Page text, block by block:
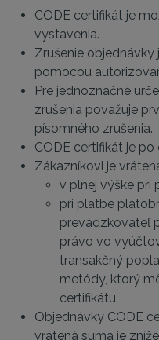
CODE certifikát je
vystavenia.
Zrušenie
pomocou
Pre jednoznačné
zrušenia považuje
písomného zrušenia.
CODE certifikát je
Zákazníkovi je
v plnej výške pri
pri platbe
prevádzkovateľ
právo vo
transakčný
metódy, ktorý
certifikátu.
Objednávky CODE
vrátená suma je